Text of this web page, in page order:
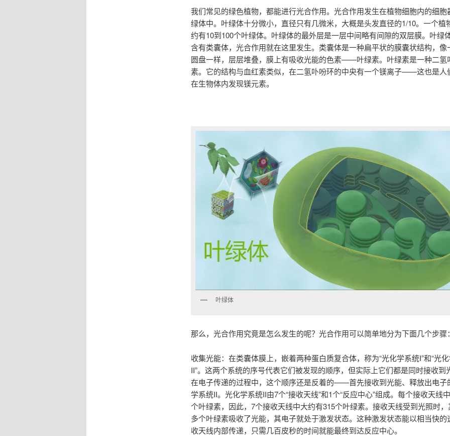
我们常见的绿色植物，都能进行光合作用。光合作用发生在植物细胞内的细
绿体中。叶绿体十分微小，直径只有几微米，大概是头发直径的1/10。一个植
约有10到100个叶绿体。叶绿体的最外层是一层中间略有间隙的双层膜。叶绿
含有类囊体，光合作用就在这里发生。类囊体是一种扁平状的膜囊状结构，像
圆盘一样，层层堆叠，膜上有吸收光能的色素——叶绿素。叶绿素是一种二氢
素。它的结构与血红素类似，在二氢卟吩环的中央有一个镁离子——这也是人
在生物体内发现镁元素。
叶绿体
那么，光合作用究竟是怎么发生的呢？光合作用可以简单地分为下面几个步骤
收集光能：在类囊体膜上，嵌着两种蛋白质复合体，称为“光化学系统I”和“光
II”。这两个系统的序号代表它们被发现的顺序，但实际上它们都是同时接收到
在电子传递的过程中，这个顺序还是反着的——首先接收到光能、释放出电子
学系统II。光化学系统II由7个“接收天线”和1个“反应中心”组成。每个接收天线
个叶绿素，因此，7个接收天线中大约有315个叶绿素。接收天线受到光照时
多个叶绿素吸收了光能，其电子就处于激发状态。这种激发状态能以相当快的
收天线内部传递，只需几百皮秒的时间就能最终到达反应中心。